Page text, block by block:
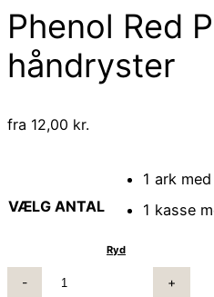
Phenol Red
håndryster
fra 12,00 kr.
VÆLG ANTAL
1 ark
1 kasse
Ryd